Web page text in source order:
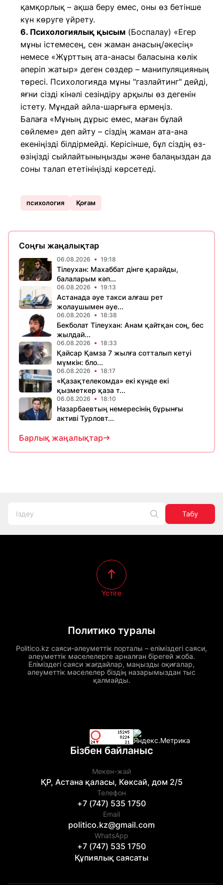
қамқорлық – ақша беру емес, оны өз бетінше
күн көруге үйрету.
6. Психологиялық қысым (Боспалау) «Егер
мұны істемесең, сен жаман анасың/әкесің»
немесе «Жұрттың ата-анасы баласына көлік
әперіп жатыр» деген сөздер – манипуляцияның
төресі. Психологияда мұны "газлайтинг" дейді,
яғни сізді кінәлі сезіндіру арқылы өз дегенін
істету. Мұндай айла-шарғыға ермеңіз.
Балаға «Мұның дұрыс емес, маған бұлай
сөйлеме» деп айту – сіздің жаман ата-ана
екеніңізді білдірмейді. Керісінше, бұл сіздің өз-
өзіңізді сыйлайтыныңызды және балаңыздан да
соны талап ететініңізді көрсетеді.
психология Қоғам
Соңғы жаңалықтар
06.08.2026 19:18
Тілеухан: Махаббат дінге қарайды,
балаларым кәп...
06.08.2026 19:13
Астанада әуе такси алғаш рет
жолаушымен әуе...
06.08.2026 18:38
Бекболат Тілеухан: Анам қайтқан соң, бес
жылдай...
06.08.2026 18:33
Қайсар Қамза 7 жылға сотталып кетуі
мүмкін: бло...
06.08.2026 18:17
«Қазақтелекомда» екі күнде екі
қызметкер қаза т...
06.08.2026 18:10
Назарбаевтың немересінің бұрынғы
активі Турловт...
Барлық жаңалықтар
Табу
Политико туралы
Politico.kz саяси-әлеуметтік порталы – еліміздегі саяси,
әлеуметтік мәселелерге арналған бірегей жоба.
Еліміздегі саяси жағдайлар, маңызды оқиғалар,
әлеуметтік мәселелер біздің назарымыздан тыс
қалмайды.
Үстіге
Бізбен байланыс
Мекен-жай
ҚР, Астана қаласы, Көксай, дом 2/5
Телефон
+7 (747) 535 1750
Email
politico.kz@gmail.com
WhatsApp
+7 (747) 535 1750
Құпиялық саясаты